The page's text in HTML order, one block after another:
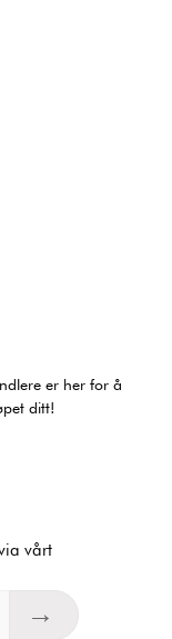
er her for å
ditt!
vårt